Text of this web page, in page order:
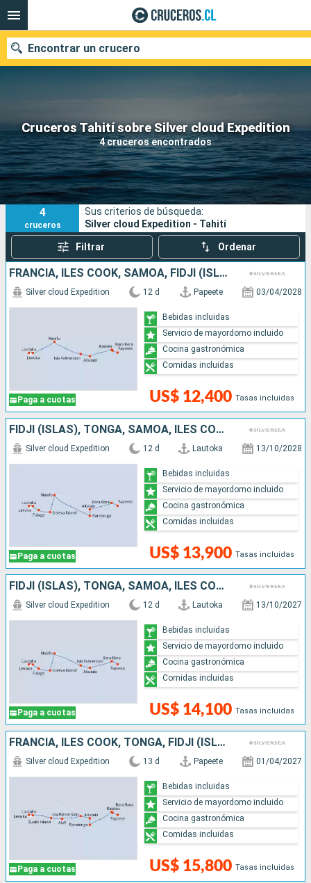
Cruceros Tahití sobre Silver cloud Expedition
4 cruceros encontrados
Encontrar un crucero
Nuestros destinos
Fecha de salida
Puertos Compañías
Buscar
4
cruceros
Sus criterios de búsqueda:
Silver cloud Expedition - Tahití
Filtrar Ordenar
FRANCIA, ILES COOK, SAMOA, FIDJI (ISLAS)
Paga a cuotas
Silver cloud Expedition 12 d Papeete 03/04/2028
US$ 12,400 Tasas incluidas
Bebidas incluidas
Servicio de mayordomo incluido
Cocina gastronómica
Comidas incluidas
FIDJI (ISLAS), TONGA, SAMOA, ILES COOK, FRANCIA
Paga a cuotas
Silver cloud Expedition 12 d Lautoka 13/10/2028
US$ 13,900 Tasas incluidas
Bebidas incluidas
Servicio de mayordomo incluido
Cocina gastronómica
Comidas incluidas
FIDJI (ISLAS), TONGA, SAMOA, ILES COOK, FRANCIA
Paga a cuotas
Silver cloud Expedition 12 d Lautoka 13/10/2027
US$ 14,100 Tasas incluidas
Bebidas incluidas
Servicio de mayordomo incluido
Cocina gastronómica
Comidas incluidas
FRANCIA, ILES COOK, TONGA, FIDJI (ISLAS)
Paga a cuotas
Silver cloud Expedition 13 d Papeete 01/04/2027
US$ 15,800 Tasas incluidas
Bebidas incluidas
Servicio de mayordomo incluido
Cocina gastronómica
Comidas incluidas